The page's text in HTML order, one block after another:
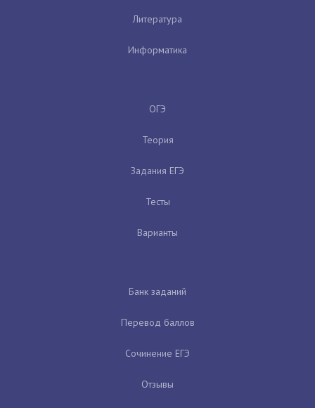
Литература
Информатика
ОГЭ
Теория
Задания ЕГЭ
Тесты
Варианты
Банк заданий
Перевод баллов
Сочинение ЕГЭ
Отзывы